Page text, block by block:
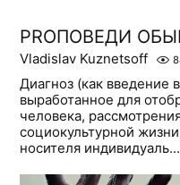
PROПОВЕДИ
Vladislav Kuznetsoff
Диагноз (как введение
выработанное для
человека,
социокультурной
носителя индивидуаль...